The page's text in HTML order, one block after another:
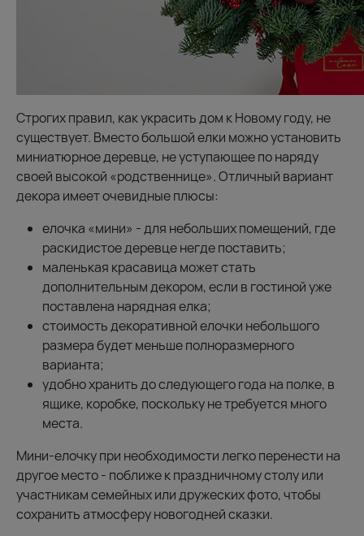
Строгих правил, как украсить дом к Новому году, не
существует. Вместо большой елки можно установить
миниатюрное деревце, не уступающее по наряду
своей высокой «родственнице». Отличный вариант
декора имеет очевидные плюсы:
елочка «мини» - для небольших помещений, где
раскидистое деревце негде поставить;
маленькая красавица может стать
дополнительным декором, если в гостиной уже
поставлена нарядная елка;
стоимость декоративной елочки небольшого
размера будет меньше полноразмерного
варианта;
удобно хранить до следующего года на полке, в
ящике, коробке, поскольку не требуется много
места.
Мини-елочку при необходимости легко перенести на
другое место - поближе к праздничному столу или
участникам семейных или дружеских фото, чтобы
сохранить атмосферу новогодней сказки.